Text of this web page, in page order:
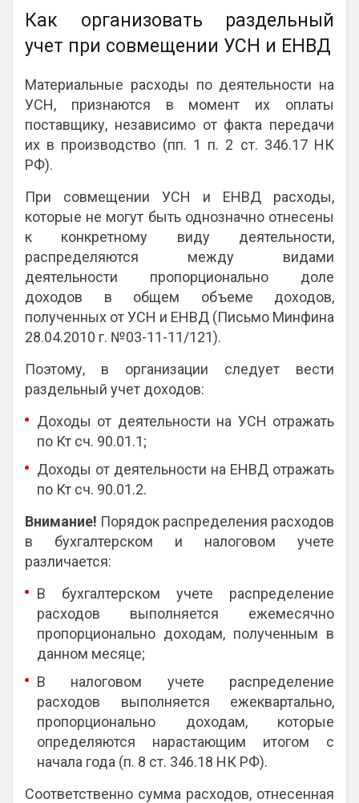
Как организовать раздельный
учет при совмещении УСН и ЕНВД
Материальные расходы по деятельности на
УСН, признаются в момент их оплаты
поставщику, независимо от факта передачи
их в производство (пп. 1 п. 2 ст. 346.17 НК
РФ).
При совмещении УСН и ЕНВД расходы,
которые не могут быть однозначно отнесены
к конкретному виду деятельности,
распределяются между видами
деятельности пропорционально доле
доходов в общем объеме доходов,
полученных от УСН и ЕНВД (Письмо Минфина
28.04.2010 г. №03-11-11/121).
Поэтому, в организации следует вести
раздельный учет доходов:
Доходы от деятельности на УСН отражать
по Кт сч. 90.01.1;
Доходы от деятельности на ЕНВД отражать
по Кт сч. 90.01.2.
Внимание! Порядок распределения расходов
в бухгалтерском и налоговом учете
различается:
В бухгалтерском учете распределение
расходов выполняется ежемесячно
пропорционально доходам, полученным в
данном месяце;
В налоговом учете распределение
расходов выполняется ежеквартально,
пропорционально доходам, которые
определяются нарастающим итогом с
начала года (п. 8 ст. 346.18 НК РФ).
Соответственно сумма расходов, отнесенная